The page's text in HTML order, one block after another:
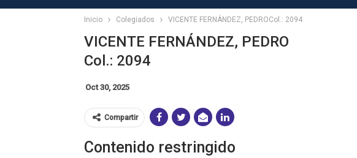
Inicio Colegiados VICENTE FERNÁNDEZ, PEDROCol.: 2094
VICENTE FERNÁNDEZ, PEDRO
Col.: 2094
Oct 30, 2025
Compartir
Contenido restringido